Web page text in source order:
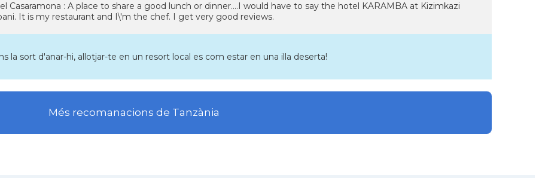
Casaramona : A place to share a good lunch or dinner....I would have to say the hotel KARAMBA at Kizimkazi
It is my restaurant and I\'m the chef. I get very good reviews.
la sort d'anar-hi, allotjar-te en un resort local es com estar en una illa deserta!
Més recomanacions de Tanzània